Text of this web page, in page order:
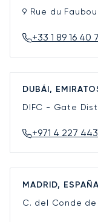
9 Rue du
+33 1 89 16 40
DUBÁI,
DIFC - Gate
+971 4 227
MADRID, ESPAÑA
C. del Conde de